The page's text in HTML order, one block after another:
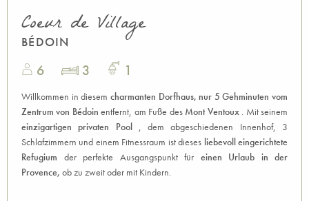
Coeur de Village
BÉDOIN
6 3 1
Willkommen in diesem charmanten Dorfhaus, nur 5 Gehminuten vom
Zentrum von Bédoin entfernt, am Fuße des Mont Ventoux. Mit seinem
einzigartigen privaten Pool, dem abgeschiedenen Innenhof, 3
Schlafzimmern und einem Fitnessraum ist dieses liebevoll eingerichtete
Refugium der perfekte Ausgangspunkt für einen Urlaub in der
Provence, ob zu zweit oder mit Kindern.